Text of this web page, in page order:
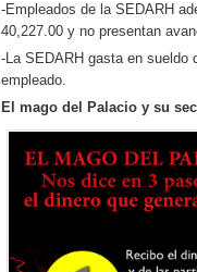
-Empleados de la SEDARH
40,227.00 y no presentan
-La SEDARH gasta en sueldo
empleado.
El mago del Palacio y su